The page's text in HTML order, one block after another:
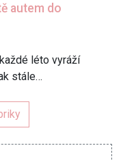
autem do
léto vyráží
stále…